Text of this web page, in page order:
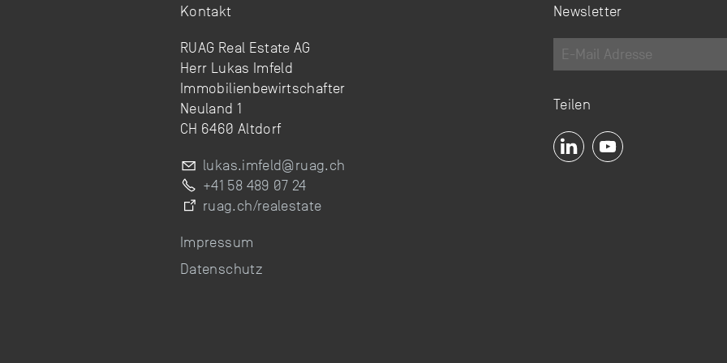
Kontakt
RUAG Real Estate AG
Herr Lukas Imfeld
Immobilienbewirtschafter
Neuland 1
CH 6460 Altdorf
l k s mf ld r g ch
+41 58 489 07 24
ruag.ch/realestate
Impressum
Datenschutz
Newsletter
Teilen